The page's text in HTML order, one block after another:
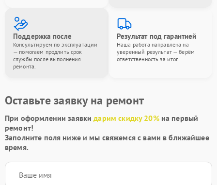
Поддержка после
Консультируем по эксплуатации
— помогаем продлить срок
службы после выполнения
ремонта.
Результат под гарантией
Наша работа направлена на
уверенный результат — берём
ответственность за итог.
Оставьте заявку на ремонт
При оформлении заявкидарим скидку 20%на первый
ремонт!
Заполните поля ниже и мы свяжемся с вами в ближайшее
время.